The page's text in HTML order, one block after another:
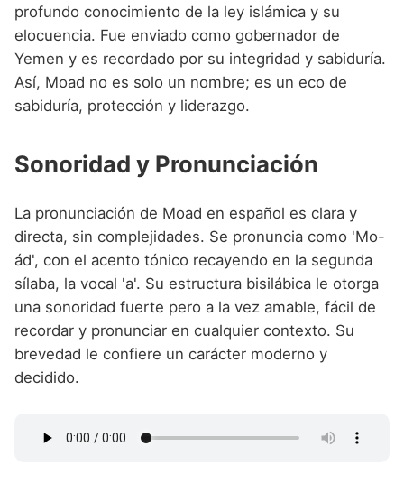
profundo conocimiento de la ley islámica y su
elocuencia. Fue enviado como gobernador de
Yemen y es recordado por su integridad y sabiduría.
Así, Moad no es solo un nombre; es un eco de
sabiduría, protección y liderazgo.
Sonoridad y Pronunciación
La pronunciación de Moad en español es clara y
directa, sin complejidades. Se pronuncia como 'Mo-
ád', con el acento tónico recayendo en la segunda
sílaba, la vocal 'a'. Su estructura bisilábica le otorga
una sonoridad fuerte pero a la vez amable, fácil de
recordar y pronunciar en cualquier contexto. Su
brevedad le confiere un carácter moderno y
decidido.